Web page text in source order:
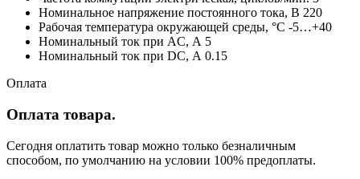
Номинальное напряжение постоянного тока, В 220
Рабочая температура окружающей среды, °C -5…+40
Номинальный ток при AC, А 5
Номинальный ток при DC, А 0.15
Оплата
Оплата товара.
Сегодня оплатить товар можно только безналичным
способом, по умолчанию на условии 100% предоплаты.